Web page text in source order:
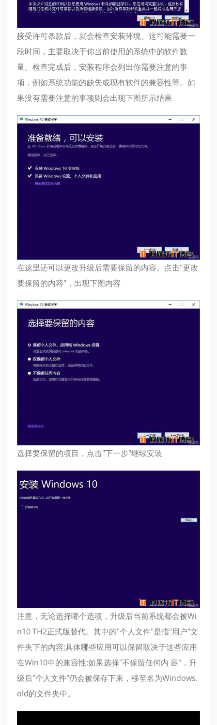
接受许可条款后，就会检查安装环境。这可能需要一
段时间，主要取决于你当前使用的系统中的软件数
量。检查完成后，安装程序会列出你需要注意的事
项，例如系统功能的缺失或现有软件的兼容性等。如
果没有需要注意的事项则会出现下图所示结果
在这里还可以更改升级后需要保留的内容。点击"更改
要保留的内容"，出现下图内容
选择要保留的项目，点击"下一步"继续安装
注意，无论选择哪个选项，升级后当前系统都会被Wi
n10 TH2正式版替代。其中的"个人文件"是指"用户"文
件夹下的内容;具体哪些应用可以保留取决于这些应用
在Win10中的兼容性;如果选择"不保留任何内 容"，升
级后"个人文件"仍会被保存下来，移至名为Windows.
old的文件夹中。